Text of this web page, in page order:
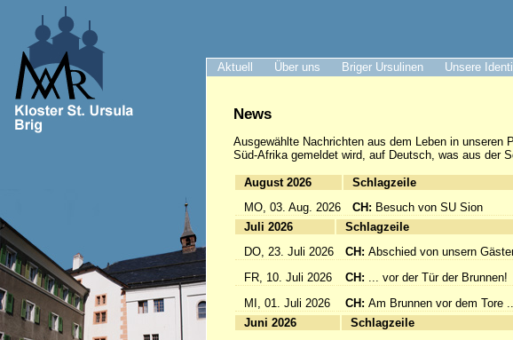
Aktuell Über uns Briger Ursulinen Unsere
News
Ausgewählte Nachrichten aus dem Leben in unseren
Süd-Afrika gemeldet wird, auf Deutsch, was aus der
August 2026
MO, 03. Aug. 2026
CH: Besuch von SU Sion
Juli 2026
DO, 23. Juli 2026
CH: Abschied von unsern
FR, 10. Juli 2026
CH: ... vor der Tür der Brunnen!
MI, 01. Juli 2026
CH: Am Brunnen vor dem Tore
Juni 2026